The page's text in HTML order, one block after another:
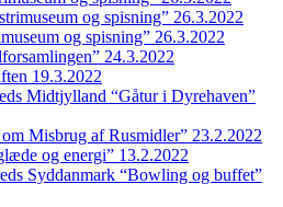
og spisning” 26.3.2022
og spisning” 26.3.2022
24.3.2022
19.3.2022
Midtjylland “Gåtur i Dyrehaven”
Misbrug af Rusmidler” 23.2.2022
og energi” 13.2.2022
Syddanmark “Bowling og buffet”